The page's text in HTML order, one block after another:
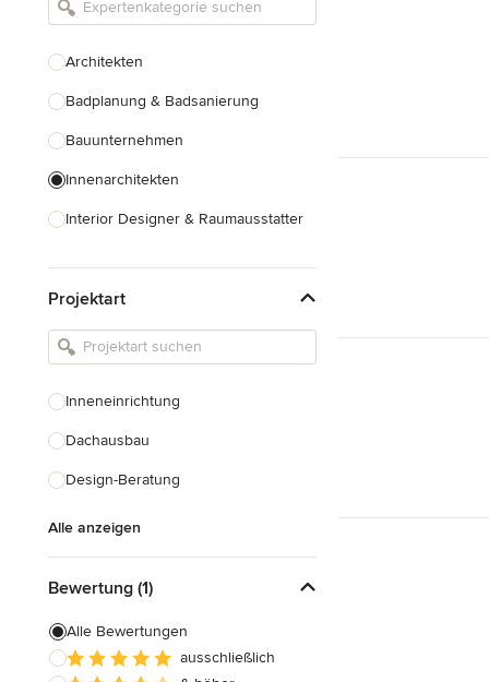
Architekten
Badplanung & Badsanierung
Bauunternehmen
Innenarchitekten
Interior Designer & Raumausstatter
Landschaftsarchitekten
Armaturen & Sanitärbedarf
Einbauschränke
Projektart
Inneneinrichtung
Dachausbau
Design-Beratung
Alle anzeigen
Bewertung (1)
Alle Bewertungen
ausschließlich